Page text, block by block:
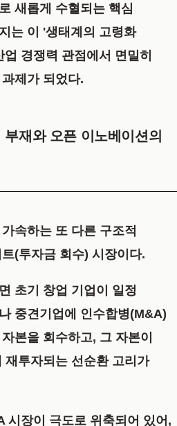
새롭게 수혈되는 핵심
는 이 '생태계의 고령화
경쟁력 관점에서 면밀히
제가 되었다.
재와 오픈 이노베이션의
속하는 또 다른 구조적
(투자금 회수) 시장이다.
초기 창업 기업이 일정
중견기업에 인수합병(M&A)
본을 회수하고, 그 자본이
재투자되는 선순환 고리가
시장이 극도로 위축되어 있어,